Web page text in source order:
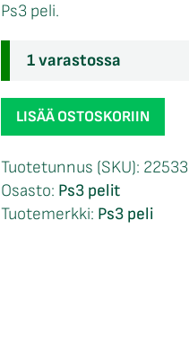
Ps3 peli.
1 varastossa
Tom
Clancy
Rainbow
Six
Vegas
LISÄÄ OSTOSKORIIN
Tuotetunnus (SKU): 22533
Osasto: Ps3 pelit
Tuotemerkki: Ps3 peli